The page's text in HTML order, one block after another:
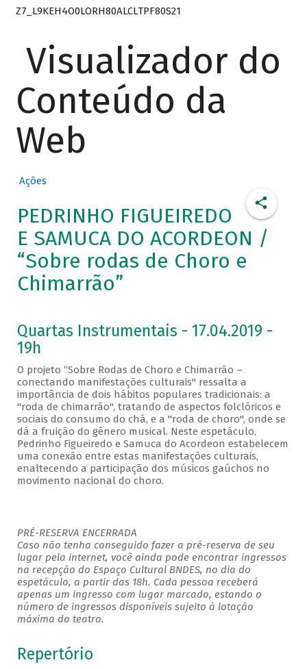
Z7_L9KEH4O0LORH80ALCLTPF80S21
Visualizador do
Conteúdo da
Web
Ações
PEDRINHO FIGUEIREDO
E SAMUCA DO ACORDEON /
“Sobre rodas de Choro e
Chimarrão”
Quartas Instrumentais - 17.04.2019 -
19h
O projeto “Sobre Rodas de Choro e Chimarrão –
conectando manifestações culturais" ressalta a
importância de dois hábitos populares tradicionais: a
"roda de chimarrão", tratando de aspectos folclóricos e
sociais do consumo do chá, e a "roda de choro", onde se
dá a fruição do gênero musical. Neste espetáculo,
Pedrinho Figueiredo e Samuca do Acordeon estabelecem
uma conexão entre estas manifestações culturais,
enaltecendo a participação dos músicos gaúchos no
movimento nacional do choro.
PRÉ-RESERVA ENCERRADA
Caso não tenha conseguido fazer a pré-reserva de seu
lugar pela internet, você ainda pode encontrar ingressos
na recepção do Espaço Cultural BNDES, no dia do
espetáculo, a partir das 18h. Cada pessoa receberá
apenas um ingresso com lugar marcado, estando o
número de ingressos disponíveis sujeito à lotação
máxima do teatro.
Repertório